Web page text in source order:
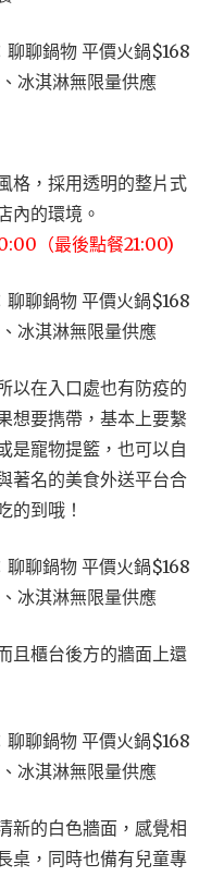
格，採用透明的整片式
內的環境。
（最後點餐21:00)
以在入口處也有防疫的
想要擕帶，基本上要繫
是寵物提籃，也可以自
著名的美食外送平台合
的到哦！
且櫃台後方的牆面上還
新的白色牆面，感覺相
桌，同時也備有兒童專